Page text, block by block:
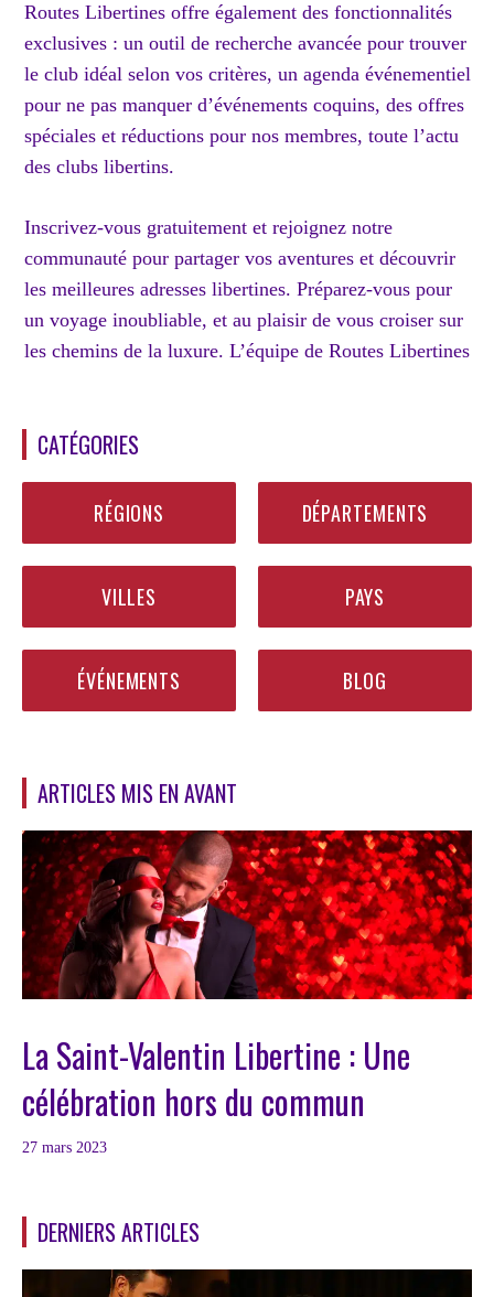
Routes Libertines offre également des fonctionnalités
exclusives : un outil de recherche avancée pour trouver
le club idéal selon vos critères, un agenda événementiel
pour ne pas manquer d’événements coquins, des offres
spéciales et réductions pour nos membres, toute l’actu
des clubs libertins.
Inscrivez-vous gratuitement et rejoignez notre
communauté pour partager vos aventures et découvrir
les meilleures adresses libertines. Préparez-vous pour
un voyage inoubliable, et au plaisir de vous croiser sur
les chemins de la luxure. L’équipe de Routes Libertines
CATÉGORIES
RÉGIONS DÉPARTEMENTS
VILLES PAYS
ÉVÉNEMENTS BLOG
ARTICLES MIS EN AVANT
La Saint-Valentin Libertine : Une
célébration hors du commun
27 mars 2023
DERNIERS ARTICLES